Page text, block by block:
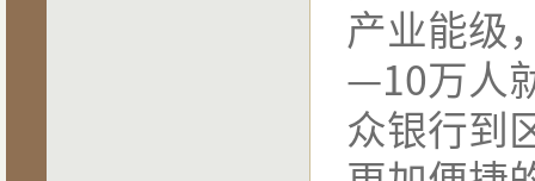
产业能级
—10万人
众银行到